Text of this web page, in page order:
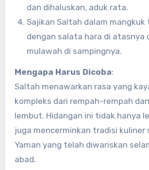
dan dihaluskan, aduk rata.
Sajikan Saltah dalam mangkuk
dengan salata hara di atasnya
mulawah di sampingnya.
Mengapa Harus Dicoba:
Saltah menawarkan rasa yang
kompleks dari rempah-rempah
lembut. Hidangan ini tidak hanya
juga mencerminkan tradisi kuliner
Yaman yang telah diwariskan
abad.